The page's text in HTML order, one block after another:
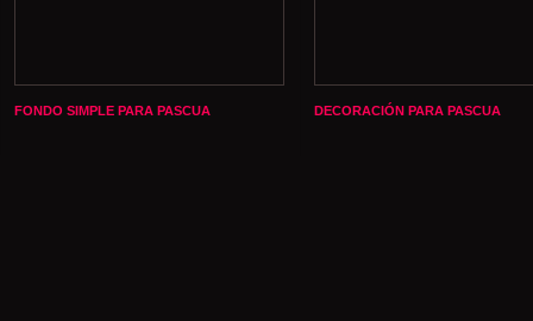
FONDO SIMPLE PARA PASCUA DECORACIÓN PARA PASCUA